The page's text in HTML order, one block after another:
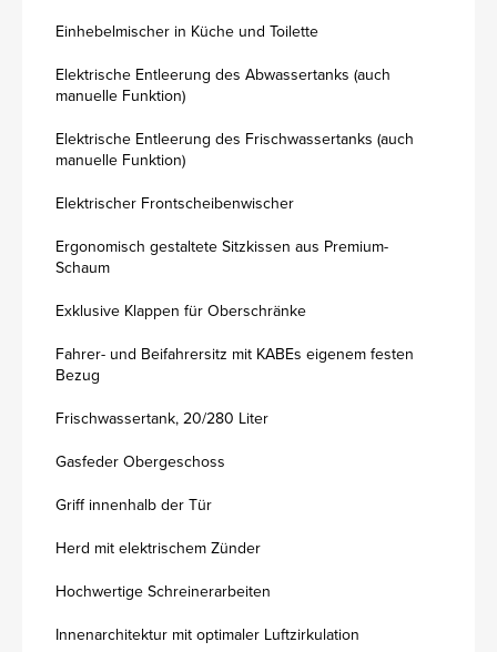
Einhebelmischer in Küche und Toilette
Elektrische Entleerung des Abwassertanks (auch
manuelle Funktion)
Elektrische Entleerung des Frischwassertanks (auch
manuelle Funktion)
Elektrischer Frontscheibenwischer
Ergonomisch gestaltete Sitzkissen aus Premium-
Schaum
Exklusive Klappen für Oberschränke
Fahrer- und Beifahrersitz mit KABEs eigenem festen
Bezug
Frischwassertank, 20/280 Liter
Gasfeder Obergeschoss
Griff innenhalb der Tür
Herd mit elektrischem Zünder
Hochwertige Schreinerarbeiten
Innenarchitektur mit optimaler Luftzirkulation